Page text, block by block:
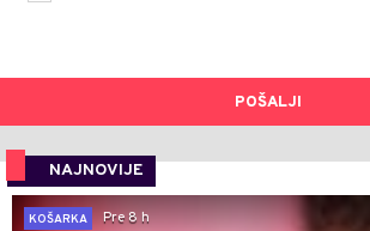
POŠALJI
NAJNOVIJE
KOŠARKA
Pre 8 h